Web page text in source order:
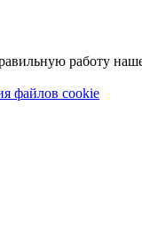
работу
файлов cookie